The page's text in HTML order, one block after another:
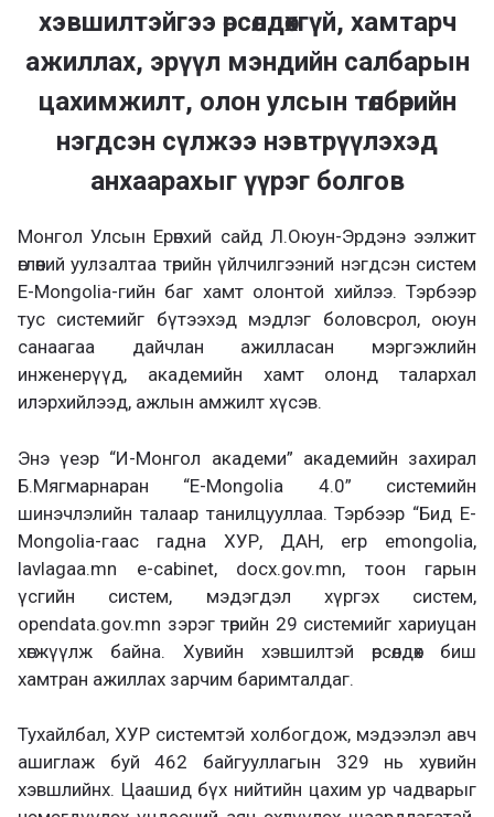
хэвшилтэйгээ өрсөлдөхгүй, хамтарч
ажиллах, эрүүл мэндийн салбарын
цахимжилт, олон улсын төлбөрийн
нэгдсэн сүлжээ нэвтрүүлэхэд
анхаарахыг үүрэг болгов
Монгол Улсын Ерөнхий сайд Л.Оюун-Эрдэнэ ээлжит
өглөөний уулзалтаа төрийн үйлчилгээний нэгдсэн систем
E-Mongolia-гийн баг хамт олонтой хийлээ. Тэрбээр
тус системийг бүтээхэд мэдлэг боловсрол, оюун
санаагаа дайчлан ажилласан мэргэжлийн
инженерүүд, академийн хамт олонд талархал
илэрхийлээд, ажлын амжилт хүсэв.
Энэ үеэр “И-Монгол академи” академийн захирал
Б.Мягмарнаран “E-Mongolia 4.0” системийн
шинэчлэлийн талаар танилцууллаа. Тэрбээр “Бид E-
Mongolia-гаас гадна ХУР, ДАН, erp emongolia,
lavlagaa.mn e-cabinet, docx.gov.mn, тоон гарын
үсгийн систем, мэдэгдэл хүргэх систем,
opendata.gov.mn зэрэг төрийн 29 системийг хариуцан
хөгжүүлж байна. Хувийн хэвшилтэй өрсөлдөх биш
хамтран ажиллах зарчим баримталдаг.
Тухайлбал, ХУР системтэй холбогдож, мэдээлэл авч
ашиглаж буй 462 байгууллагын 329 нь хувийн
хэвшлийнх. Цаашид бүх нийтийн цахим ур чадварыг